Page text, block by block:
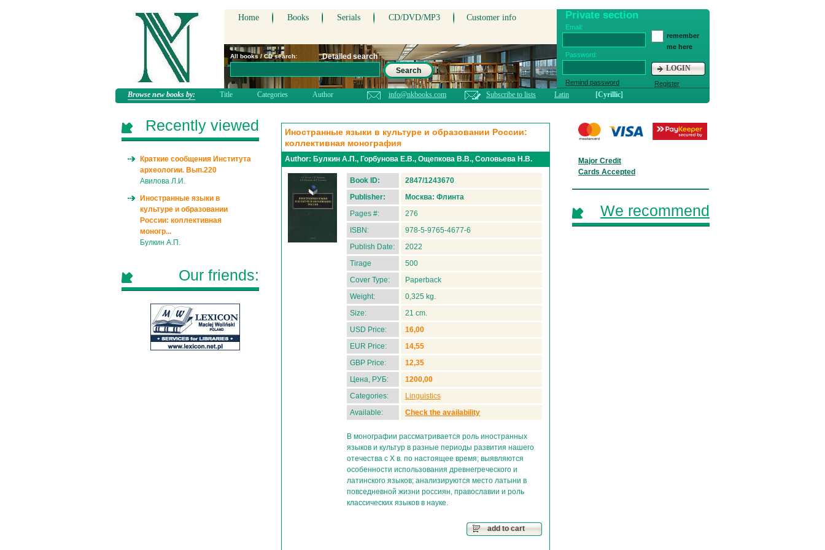
Home Books Serials CD/DVD/MP3 Customer info Private section
Email:
Password:
Remind password
remember
me here
LOGIN
Register
All books / CD search:
Detailed search
Search
Browse new books by: Title Categories Author info@nkbooks.com Subscribe to lists Latin [Cyrillic]
Иностранные языки в культуре и образовании России:
коллективная монография
Author: Булкин А.П., Горбунова Е.В., Ощепкова В.В., Соловьева Н.В.
Book ID:
2847/1243670
Publisher:
Москва: Флинта
Pages #:
276
ISBN:
978-5-9765-4677-6
Publish Date:
2022
Tirage
500
Cover Type:
Paperback
Weight:
0,325 kg.
Size:
21 cm.
USD Price:
16,00
EUR Price:
14,55
GBP Price:
12,35
Цена, РУБ:
1200,00
Categories:
Linguistics
Available:
Check the availability
В монографии рассматривается роль иностранных
языков и культур в разные периоды развития нашего
отечества с X в. по настоящее время; выявляются
особенности использования древнегреческого и
латинского языков; анализируются место латыни в
повседневной жизни россиян, православии и роль
классических языков в науке.
add to cart
Recently viewed
Краткие сообщения Института
археологии. Вып.220
Авилова Л.И.
Иностранные языки в
культуре и образовании
России: коллективная
моногр...
Булкин А.П.
Our friends:
Major Credit
Cards Accepted
We recommend